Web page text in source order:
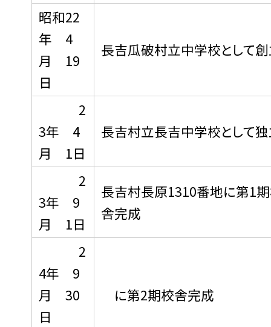
昭和22
年 4
月 19
日
長吉瓜破村立中学校として
2
3年 4
月 1日
長吉村立長吉中学校として
2
3年 9
月 1日
長吉村長原1310番地に第1
舎完成
2
4年 9
月 30
日
に第2期校舎完成